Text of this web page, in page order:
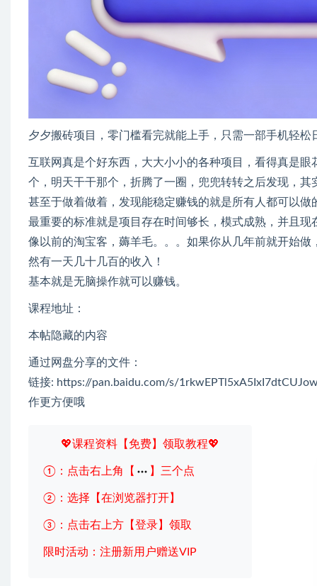
夕夕搬砖项目，零门槛看完就能上手，只需一部手机轻松
互联网真是个好东西，大大小小的各种项目，看得真是
个，明天干干那个，折腾了一圈，兜兜转转之后发现，其
甚至于做着做着，发现能稳定赚钱的就是所有人都可以
最重要的标准就是项目存在时间够长，模式成熟，并且现
像以前的淘宝客，薅羊毛。。。如果你从几年前就开始
然有一天几十几百的收入！
基本就是无脑操作就可以赚钱。
课程地址：
本帖隐藏的内容
通过网盘分享的文件：
链接: https://pan.baidu.com/s/
作更方便哦
💖课程资料【免费】领取教程💖
①：点击右上角【 】三个点
②：选择【在浏览器打开】
③：点击右上方【登录】领取
限时活动：注册新用户赠送VIP